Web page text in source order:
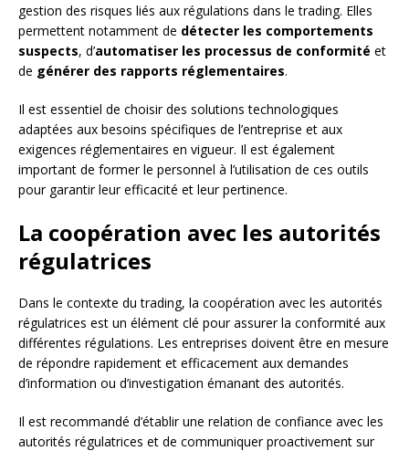
gestion des risques liés aux régulations dans le trading. Elles
permettent notamment de détecter les comportements
suspects, d’automatiser les processus de conformité et
de générer des rapports réglementaires.
Il est essentiel de choisir des solutions technologiques
adaptées aux besoins spécifiques de l’entreprise et aux
exigences réglementaires en vigueur. Il est également
important de former le personnel à l’utilisation de ces outils
pour garantir leur efficacité et leur pertinence.
La coopération avec les autorités
régulatrices
Dans le contexte du trading, la coopération avec les autorités
régulatrices est un élément clé pour assurer la conformité aux
différentes régulations. Les entreprises doivent être en mesure
de répondre rapidement et efficacement aux demandes
d’information ou d’investigation émanant des autorités.
Il est recommandé d’établir une relation de confiance avec les
autorités régulatrices et de communiquer proactivement sur